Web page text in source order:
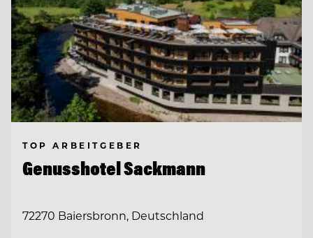
TOP ARBEITGEBER
Genusshotel Sackmann
72270 Baiersbronn, Deutschland